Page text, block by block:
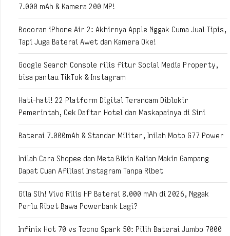
7.000 mAh & Kamera 200 MP!
Bocoran iPhone Air 2: Akhirnya Apple Nggak Cuma Jual Tipis,
Tapi Juga Baterai Awet dan Kamera Oke!
Google Search Console rilis fitur Social Media Property,
bisa pantau TikTok & Instagram
Hati-hati! 22 Platform Digital Terancam Diblokir
Pemerintah, Cek Daftar Hotel dan Maskapainya di Sini
Baterai 7.000mAh & Standar Militer, Inilah Moto G77 Power
Inilah Cara Shopee dan Meta Bikin Kalian Makin Gampang
Dapat Cuan Afiliasi Instagram Tanpa Ribet
Gila Sih! Vivo Rilis HP Baterai 8.000 mAh di 2026, Nggak
Perlu Ribet Bawa Powerbank Lagi?
Infinix Hot 70 vs Tecno Spark 50: Pilih Baterai Jumbo 7000